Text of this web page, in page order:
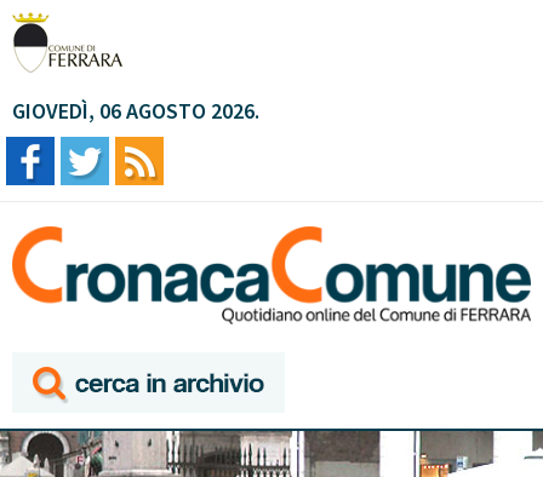
GIOVEDÌ, 06 AGOSTO 2026.